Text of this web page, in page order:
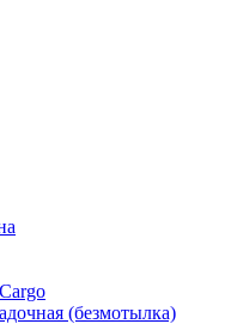
(безмотылка)